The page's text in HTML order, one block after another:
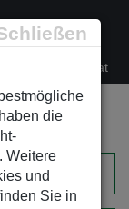
die
Weitere
und
Sie in
office@leso.at